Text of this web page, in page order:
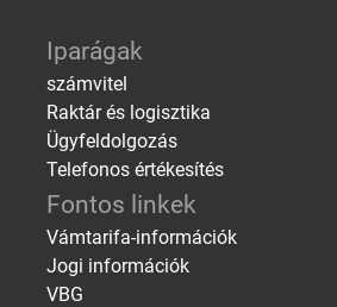
Iparágak
számvitel
Raktár és logisztika
Ügyfeldolgozás
Telefonos értékesítés
Fontos linkek
Vámtarifa-információk
Jogi információk
VBG